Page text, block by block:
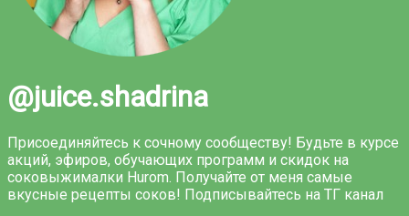
@juice.shadrina
Присоединяйтесь к сочному сообществу! Будьте в курсе
акций, эфиров, обучающих программ и скидок на
соковыжималки Hurom. Получайте от меня самые
вкусные рецепты соков! Подписывайтесь на ТГ канал